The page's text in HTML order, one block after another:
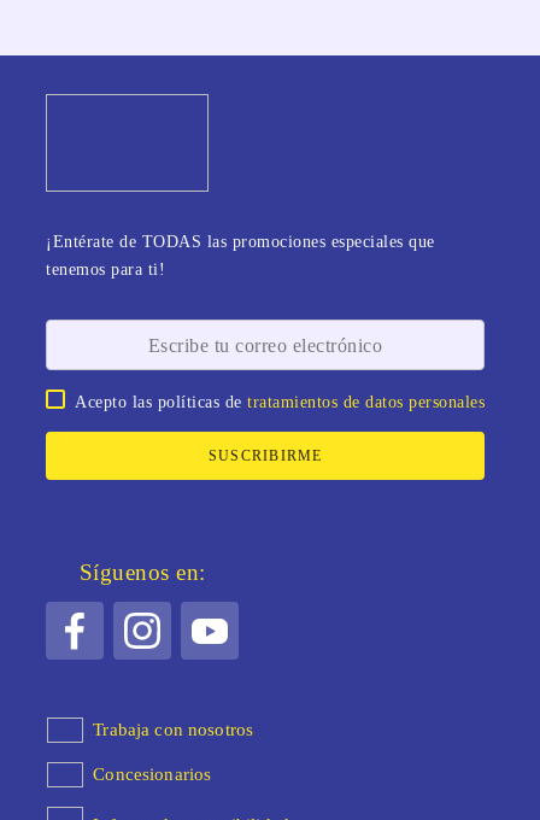
¡Entérate de TODAS las promociones especiales que
tenemos para ti!
Acepto las políticas detratamientos de datos personales
SUSCRIBIRME
Síguenos en:
Trabaja con nosotros
Concesionarios